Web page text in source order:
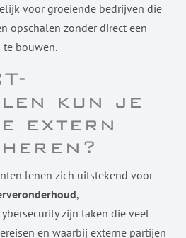
voor groeiende bedrijven die
opschalen zonder direct een
bouwen.
kun je
extern
lenen zich uitstekend voor
,
zijn taken die veel
en waarbij externe partijen